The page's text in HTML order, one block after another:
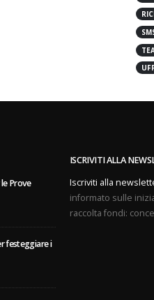
Prove
i
Iscriviti alla
informato sulle